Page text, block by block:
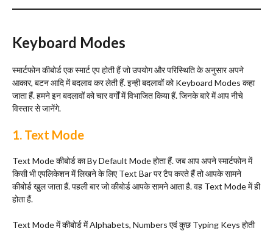
Keyboard Modes
स्मार्टफोन कीबोर्ड एक स्मार्ट एप होती हैं जो उपयोग और परिस्थिति के अनुसार अपने
आकार, बटन आदि में बदलाव कर लेती हैं. इन्ही बदलावों को Keyboard Modes कहा
जाता हैं. हमने इन बदलावों को चार वर्गों में विभाजित किया हैं. जिनके बारे में आप नीचे
विस्तार से जानेंगे.
1. Text Mode
Text Mode कीबोर्ड का By Default Mode होता हैं. जब आप अपने स्मार्टफोन में
किसी भी एपलिकेशन में लिखने के लिए Text Bar पर टैप करते हैं तो आपके सामने
कीबोर्ड खुल जाता हैं. पहली बार जो कीबोर्ड आपके सामने आता है. वह Text Mode में ही
होता हैं.
Text Mode में कीबोर्ड में Alphabets, Numbers एवं कुछ Typing Keys होती